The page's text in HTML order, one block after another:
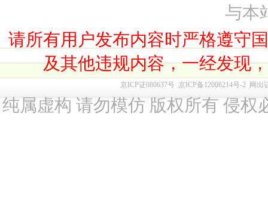
与本
请所有用户发布内容时严格遵守
及其他违规内容，一经发现
京ICP证080637号 京ICP备12006214号-2 网出
纯属虚构 请勿模仿 版权所有 侵权